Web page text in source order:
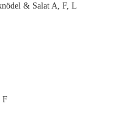
& Salat A, F, L
F